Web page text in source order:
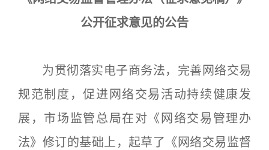
公开征求意见的公告
为贯彻落实电子商务法，完善网络交易
规范制度，促进网络交易活动持续健康发
展，市场监管总局在对《网络交易管理办
法》修订的基础上，起草了《网络交易监督